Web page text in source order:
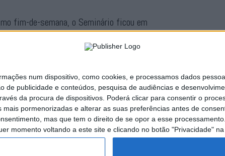
num dispositivo, como cookies, e processamos dados
publicidade e conteúdos, pesquisa de audiências e
da procura de dispositivos. Poderá clicar para consentir o
pormenorizadas e alterar as suas preferências antes de
mas que tem o direito de se opor a esse
momento voltando a este site e clicando no botão "Privacidade"
fim-de-semana, o Seminário ficou em
fonte oficial ao nosso jornal.